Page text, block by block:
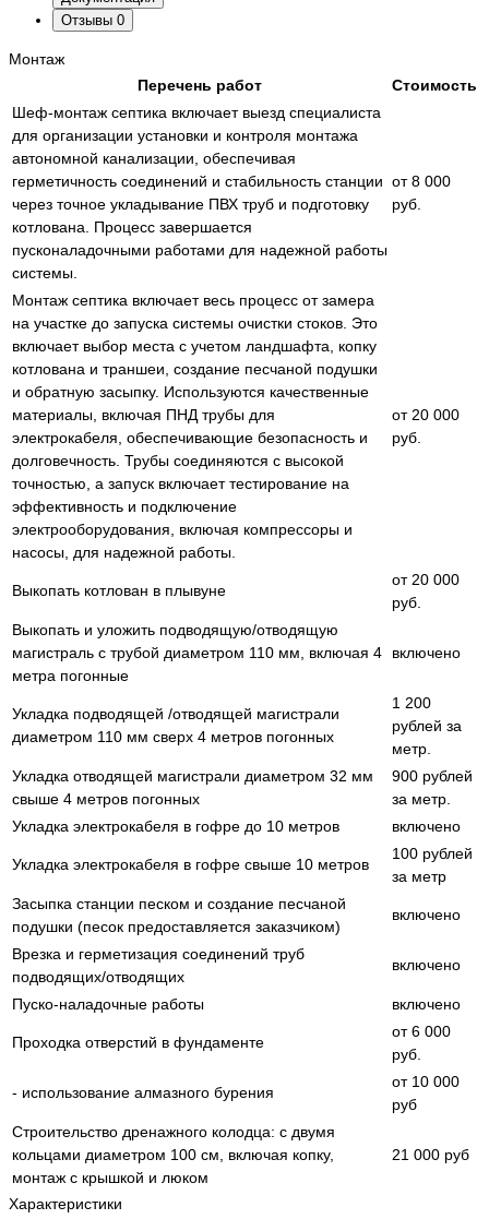
Отзывы 0
Монтаж
Перечень работ
Стоимость
Шеф-монтаж септика включает выезд специалиста
для организации установки и контроля монтажа
автономной канализации, обеспечивая
герметичность соединений и стабильность станции
через точное укладывание ПВХ труб и подготовку
котлована. Процесс завершается
пусконаладочными работами для надежной работы
системы.
от 8 000
руб.
Монтаж септика включает весь процесс от замера
на участке до запуска системы очистки стоков. Это
включает выбор места с учетом ландшафта, копку
котлована и траншеи, создание песчаной подушки
и обратную засыпку. Используются качественные
материалы, включая ПНД трубы для
электрокабеля, обеспечивающие безопасность и
долговечность. Трубы соединяются с высокой
точностью, а запуск включает тестирование на
эффективность и подключение
электрооборудования, включая компрессоры и
насосы, для надежной работы.
от 20 000
руб.
Выкопать котлован в плывуне
от 20 000
руб.
Выкопать и уложить подводящую/отводящую
магистраль с трубой диаметром 110 мм, включая 4
метра погонные
включено
Укладка подводящей /отводящей магистрали
диаметром 110 мм сверх 4 метров погонных
1 200
рублей за
метр.
Укладка отводящей магистрали диаметром 32 мм
свыше 4 метров погонных
900 рублей
за метр.
Укладка электрокабеля в гофре до 10 метров
включено
Укладка электрокабеля в гофре свыше 10 метров
100 рублей
за метр
Засыпка станции песком и создание песчаной
подушки (песок предоставляется заказчиком)
включено
Врезка и герметизация соединений труб
подводящих/отводящих
включено
Пуско-наладочные работы включено
Проходка отверстий в фундаменте
от 6 000
руб.
- использование алмазного бурения
от 10 000
руб
Строительство дренажного колодца: с двумя
кольцами диаметром 100 см, включая копку,
монтаж с крышкой и люком
21 000 руб
Характеристики